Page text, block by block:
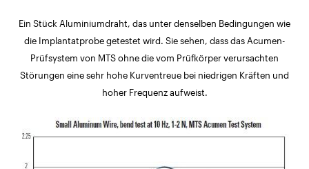
Ein Stück Aluminiumdraht, das unter denselben Bedingungen wie
die Implantatprobe getestet wird. Sie sehen, dass das Acumen-
Prüfsystem von MTS ohne die vom Prüfkörper verursachten
Störungen eine sehr hohe Kurventreue bei niedrigen Kräften und
hoher Frequenz aufweist.